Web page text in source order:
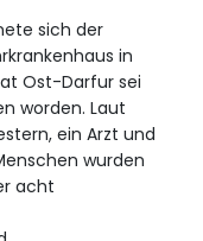
sich der
in
Ost-Darfur sei
worden. Laut
ein Arzt und
wurden
acht